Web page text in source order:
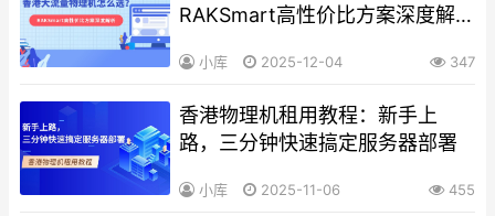
RAKSmart高性价比方案深度解
小库 2025-12-04 347
香港物理机租用教程：新手上
路，三分钟快速搞定服务器部署
小库 2025-11-06 455